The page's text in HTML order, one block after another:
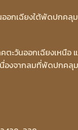
อกเฉียงใต้พัดปกคลุ
คตะวันออกเฉียงเห
องจากลมที่พัดปกคลุ